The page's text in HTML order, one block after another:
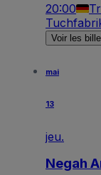
20:00
Voir les
mai
13
jeu.
Negah